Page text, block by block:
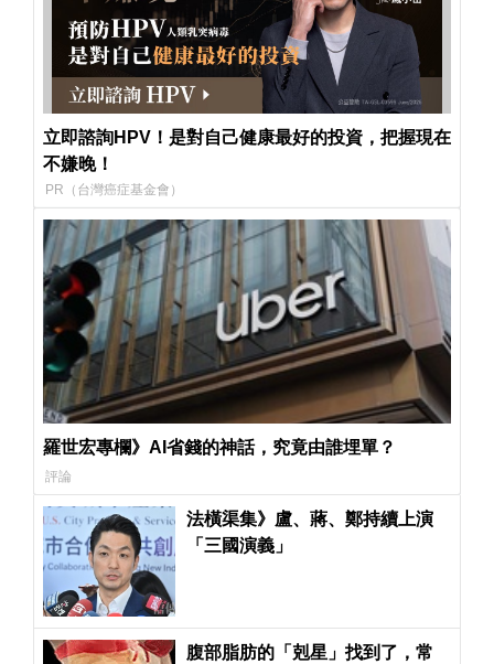
立即諮詢HPV！是對自己健康最好的投資，把握現在
不嫌晚！
PR（台灣癌症基金會）
羅世宏專欄》AI省錢的神話，究竟由誰埋單？
評論
法橫渠集》盧、蔣、鄭持續上演
「三國演義」
腹部脂肪的「剋星」找到了，常